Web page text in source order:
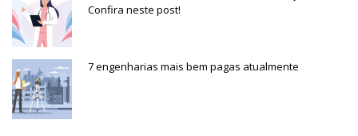
Confira neste post!
7 engenharias mais bem pagas atualmente